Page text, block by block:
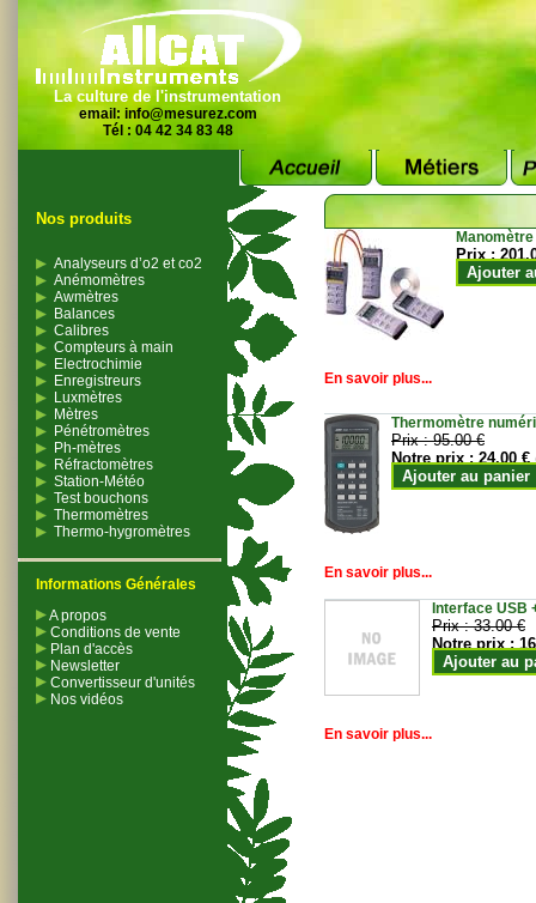
La culture de l'instrumentation
email: info@mesurez.com
Tél : 04 42 34 83 48
Nos produits
Analyseurs d’o2 et co2
Anémomètres
Awmètres
Balances
Calibres
Compteurs à main
Electrochimie
Enregistreurs
Luxmètres
Mètres
Pénétromètres
Ph-mètres
Réfractomètres
Station-Météo
Test bouchons
Thermomètres
Thermo-hygromètres
Informations Générales
A propos
Conditions de vente
Plan d'accès
Newsletter
Convertisseur d'unités
Nos vidéos
Prix :
Ajouter
En savoir plus...
Thermomètre
Prix :95.00 €
Notre prix :24.00 €
Ajouter au panier
En savoir plus...
Interface USB
Prix :33.00 €
Notre prix :
Ajouter au
En savoir plus...